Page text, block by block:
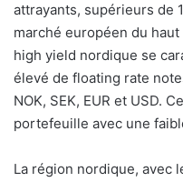
attrayants, supérieurs de
marché européen du
high yield nordique se
élevé de floating rate
NOK, SEK, EUR et USD.
portefeuille avec une
La région nordique, avec